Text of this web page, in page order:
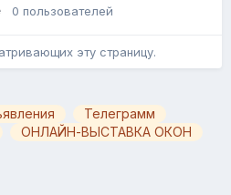
0 пользователей
эту страницу.
Телеграмм
ОНЛАЙН-ВЫСТАВКА ОКОН